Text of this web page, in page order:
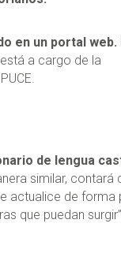
en un portal web.
a cargo de la
de lengua
similar,
actualice de
que puedan